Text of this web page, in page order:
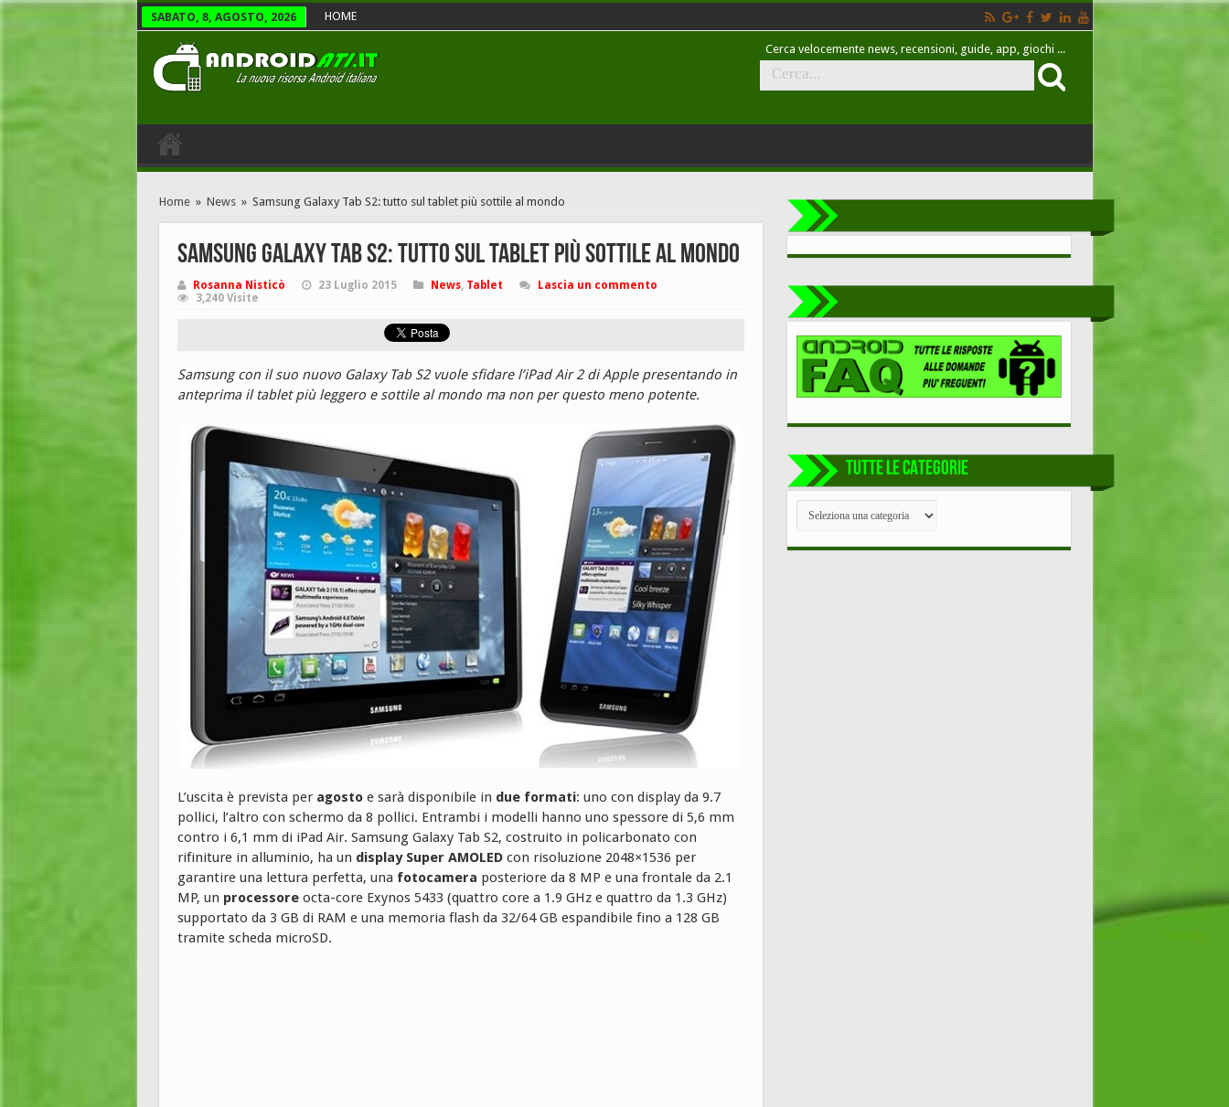
SABATO, 8, AGOSTO, 2026 HOME
Cerca velocemente news, recensioni, guide, app, giochi ...
Home » News » Samsung Galaxy Tab S2: tutto sul tablet più sottile al mondo
Samsung Galaxy Tab S2: tutto sul tablet più sottile al mondo
Rosanna Nisticò 23 Luglio 2015 News, Tablet
Lascia un commento
3,240 Visite
Samsung con il suo nuovo Galaxy Tab S2 vuole sfidare l’iPad Air 2 di Apple presentando in
anteprima il tablet più leggero e sottile al mondo ma non per questo meno potente.
L’uscita è prevista per agostoe sarà disponibile in due formati: uno con display da 9.7
pollici, l’altro con schermo da 8 pollici. Entrambi i modelli hanno uno spessore di 5,6 mm
contro i 6,1 mm di iPad Air. Samsung Galaxy Tab S2, costruito in policarbonato con
rifiniture in alluminio, ha un display Super AMOLEDcon risoluzione 2048×1536 per
garantire una lettura perfetta, una fotocamera posteriore da 8 MP e una frontale da 2.1
MP, un processoreocta-core Exynos 5433 (quattro core a 1.9 GHz e quattro da 1.3 GHz)
supportato da 3 GB di RAM e una memoria flash da 32/64 GB espandibile fino a 128 GB
tramite scheda microSD.
TUTTE LE CATEGORIE
TUTTE
CATEGORIE